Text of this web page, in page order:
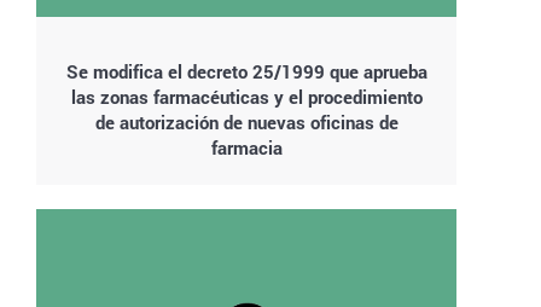
Se modifica el decreto 25/1999 que aprueba
las zonas farmacéuticas y el procedimiento
de autorización de nuevas oficinas de
farmacia